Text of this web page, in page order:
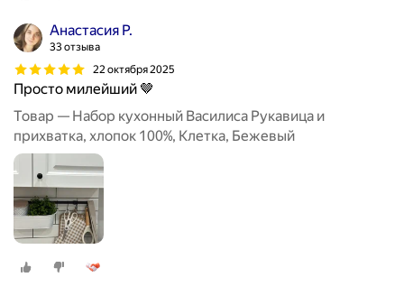
Анастасия Р.
33 отзыва
22 октября 2025
Просто милейший 🤎
Товар — Набор кухонный Василиса Рукавица и
прихватка, хлопок 100%, Клетка, Бежевый